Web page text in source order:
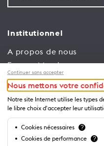
Institutionnel
A propos de nous
Espace Membres
Emploi
Conditions générales
d’utilisation
Politique de
confidentialité
Continuer sans accepter
Nous mettons votre
Notre site Internet utilise les types
le libre choix d'accepter leur
Cookies nécessaires ?
Cookies de performance ?